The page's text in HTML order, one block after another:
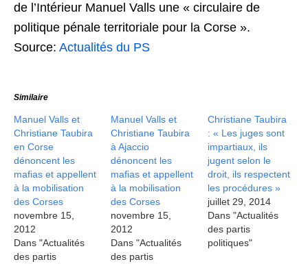
de l’Intérieur Manuel Valls une « circulaire de
politique pénale territoriale pour la Corse ».
Source: Actualités du PS
Similaire
Manuel Valls et
Christiane Taubira
en Corse
dénoncent les
mafias et appellent
à la mobilisation
des Corses
novembre 15,
2012
Dans "Actualités
des partis
Manuel Valls et
Christiane Taubira
à Ajaccio
dénoncent les
mafias et appellent
à la mobilisation
des Corses
novembre 15,
2012
Dans "Actualités
des partis
Christiane Taubira
: « Les juges sont
impartiaux, ils
jugent selon le
droit, ils respectent
les procédures »
juillet 29, 2014
Dans "Actualités
des partis
politiques"